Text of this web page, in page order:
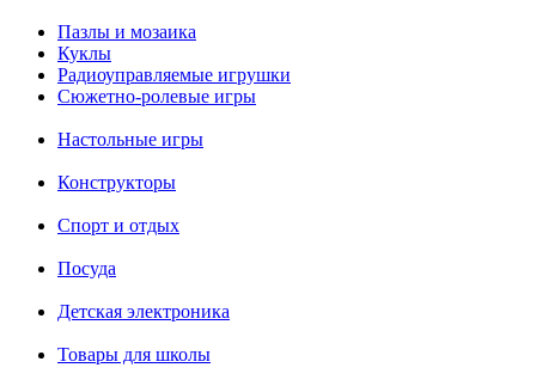
Пазлы и мозаика
Куклы
Радиоуправляемые игрушки
Сюжетно-ролевые игры
Настольные игры
Конструкторы
Спорт и отдых
Посуда
Детская электроника
Товары для школы